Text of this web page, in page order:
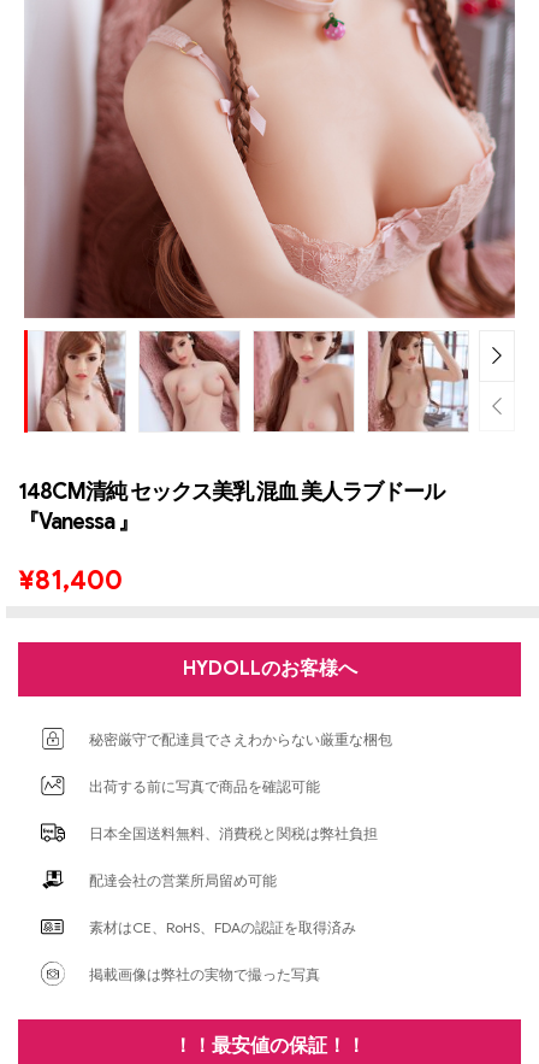
148CM清純 セックス美乳 混血 美人ラブドール
『Vanessa 』
¥81,400
HYDOLLのお客様へ
秘密厳守で配達員でさえわからない厳重な梱包
出荷する前に写真で商品を確認可能
日本全国送料無料、消費税と関税は弊社負担
配達会社の営業所局留め可能
素材はCE、RoHS、FDAの認証を取得済み
掲載画像は弊社の実物で撮った写真
！！最安値の保証！！